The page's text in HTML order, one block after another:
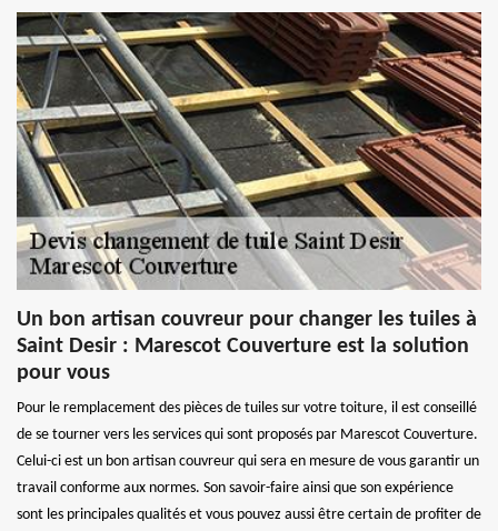
Un bon artisan couvreur pour changer les tuiles à
Saint Desir : Marescot Couverture est la solution
pour vous
Pour le remplacement des pièces de tuiles sur votre toiture, il est conseillé
de se tourner vers les services qui sont proposés par Marescot Couverture.
Celui-ci est un bon artisan couvreur qui sera en mesure de vous garantir un
travail conforme aux normes. Son savoir-faire ainsi que son expérience
sont les principales qualités et vous pouvez aussi être certain de profiter de